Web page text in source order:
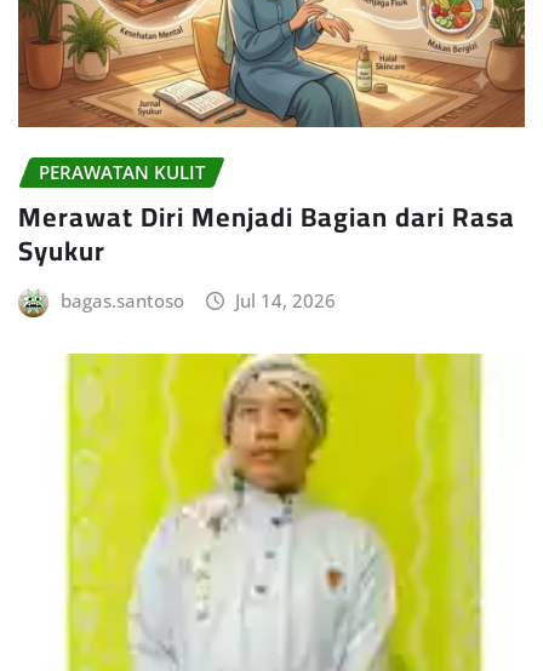
PERAWATAN KULIT
Merawat Diri Menjadi Bagian dari Rasa
Syukur
bagas.santoso Jul 14, 2026